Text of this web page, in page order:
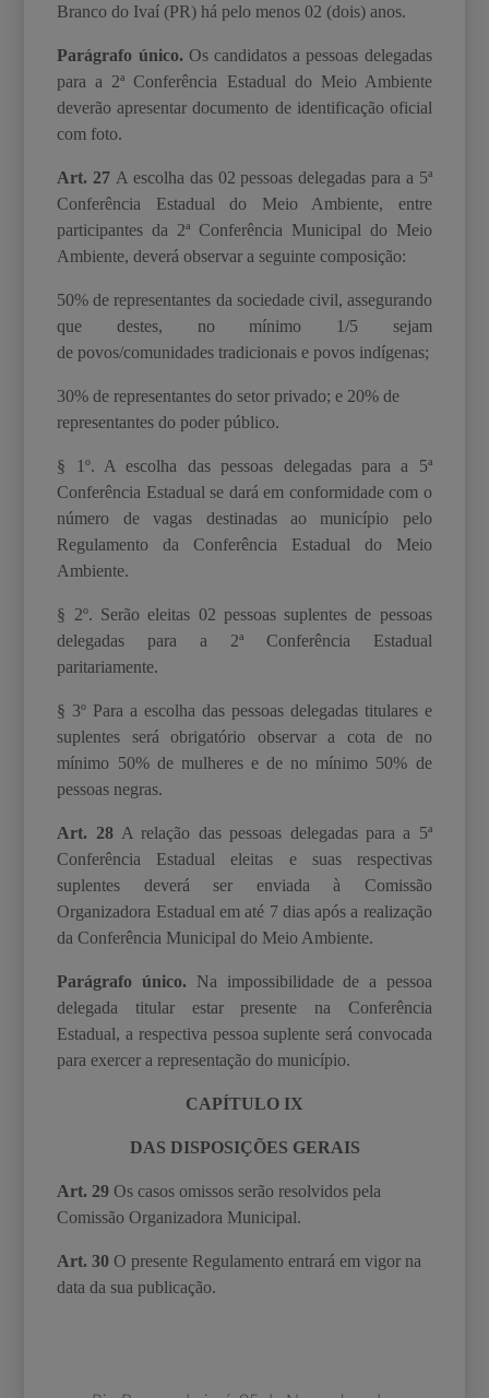
Branco do Ivaí (PR) há pelo menos 02 (dois) anos.
Parágrafo único. Os candidatos a pessoas delegadas
para a 2ª Conferência Estadual do Meio Ambiente
deverão apresentar documento de identificação oficial
com foto.
Art. 27 A escolha das 02 pessoas delegadas para a 5ª
Conferência Estadual do Meio Ambiente, entre
participantes da 2ª Conferência Municipal do Meio
Ambiente, deverá observar a seguinte composição:
50% de representantes da sociedade civil, assegurando
que destes, no mínimo 1/5 sejam
de povos/comunidades tradicionais e povos indígenas;
30% de representantes do setor privado; e 20% de
representantes do poder público.
§ 1º. A escolha das pessoas delegadas para a 5ª
Conferência Estadual se dará em conformidade com o
número de vagas destinadas ao município pelo
Regulamento da Conferência Estadual do Meio
Ambiente.
§ 2º. Serão eleitas 02 pessoas suplentes de pessoas
delegadas para a 2ª Conferência Estadual
paritariamente.
§ 3º Para a escolha das pessoas delegadas titulares e
suplentes será obrigatório observar a cota de no
mínimo 50% de mulheres e de no mínimo 50% de
pessoas negras.
Art. 28 A relação das pessoas delegadas para a 5ª
Conferência Estadual eleitas e suas respectivas
suplentes deverá ser enviada à Comissão
Organizadora Estadual em até 7 dias após a realização
da Conferência Municipal do Meio Ambiente.
Parágrafo único. Na impossibilidade de a pessoa
delegada titular estar presente na Conferência
Estadual, a respectiva pessoa suplente será convocada
para exercer a representação do município.
CAPÍTULO IX
DAS DISPOSIÇÕES GERAIS
Art. 29Os casos omissos serão resolvidos pela
Comissão Organizadora Municipal.
Art. 30O presente Regulamento entrará em vigor na
data da sua publicação.